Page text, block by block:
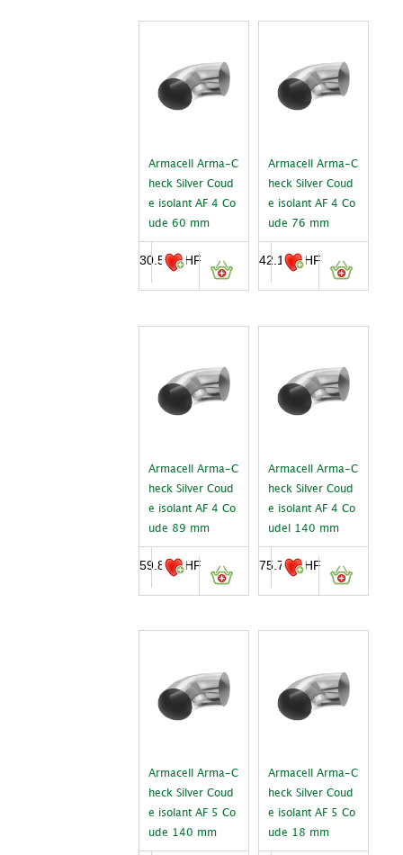
Armacell Arma-C
heck Silver Coud
e isolant AF 4 Co
ude 60 mm
30.55CHF
Armacell Arma-C
heck Silver Coud
e isolant AF 4 Co
ude 76 mm
42.15CHF
Armacell Arma-C
heck Silver Coud
e isolant AF 4 Co
ude 89 mm
59.80CHF
Armacell Arma-C
heck Silver Coud
e isolant AF 4 Co
udel 140 mm
75.75CHF
Armacell Arma-C
heck Silver Coud
e isolant AF 5 Co
ude 140 mm
Armacell Arma-C
heck Silver Coud
e isolant AF 5 Co
ude 18 mm